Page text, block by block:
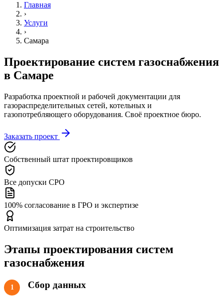
Главная
›
Услуги
›
Самара
Проектирование систем газоснабжения
в Самаре
Разработка проектной и рабочей документации для
газораспределительных сетей, котельных и
газопотребляющего оборудования. Своё проектное бюро.
Заказать проект
Собственный штат проектировщиков
Все допуски СРО
100% согласование в ГРО и экспертизе
Оптимизация затрат на строительство
Этапы проектирования систем
газоснабжения
1 Сбор данных